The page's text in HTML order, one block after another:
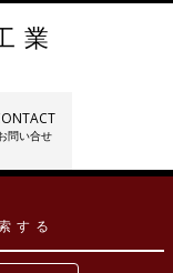
業
問い合せ
する